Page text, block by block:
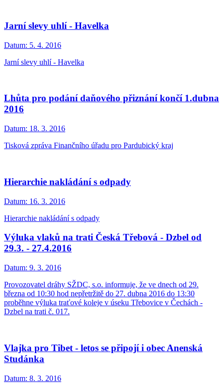
Jarní slevy uhlí - Havelka
Datum: 5. 4. 2016
Jarní slevy uhlí - Havelka
Lhůta pro podání daňového přiznání končí 1.dubna
2016
Datum: 18. 3. 2016
Tisková zpráva Finančního úřadu pro Pardubický kraj
Hierarchie nakládání s odpady
Datum: 16. 3. 2016
Hierarchie nakládání s odpady
Výluka vlaků na trati Česká Třebová - Dzbel od
29.3. - 27.4.2016
Datum: 9. 3. 2016
Provozovatel dráhy SŽDC, s.o. informuje, že ve dnech od 29.
března od 10:30 hod nepřetržitě do 27. dubna 2016 do 13:30
proběhne výluka traťové koleje v úseku Třebovice v Čechách -
Dzbel na trati č. 017.
Vlajka pro Tibet - letos se připojí i obec Anenská
Studánka
Datum: 8. 3. 2016